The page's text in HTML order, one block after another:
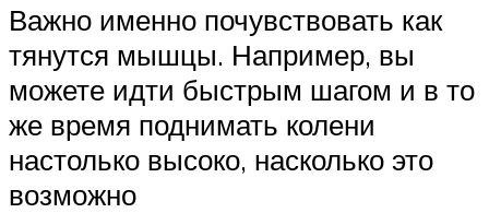
Важно именно почувствовать как
тянутся мышцы. Например, вы
можете идти быстрым шагом и в то
же время поднимать колени
настолько высоко, насколько это
возможно